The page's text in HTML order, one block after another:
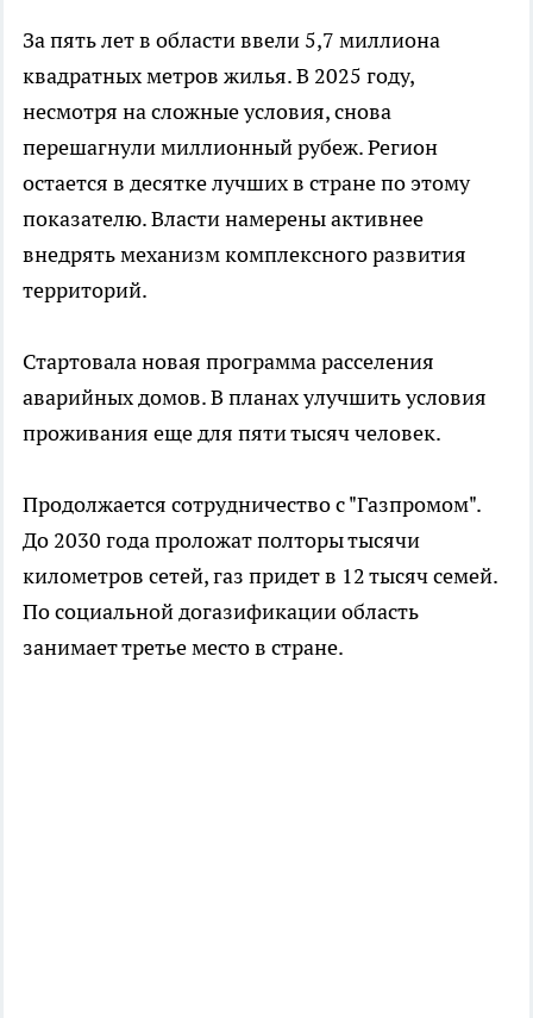
За пять лет в области ввели 5,7 миллиона
квадратных метров жилья. В 2025 году,
несмотря на сложные условия, снова
перешагнули миллионный рубеж. Регион
остается в десятке лучших в стране по этому
показателю. Власти намерены активнее
внедрять механизм комплексного развития
территорий.
Стартовала новая программа расселения
аварийных домов. В планах улучшить условия
проживания еще для пяти тысяч человек.
Продолжается сотрудничество с "Газпромом".
До 2030 года проложат полторы тысячи
километров сетей, газ придет в 12 тысяч семей.
По социальной догазификации область
занимает третье место в стране.